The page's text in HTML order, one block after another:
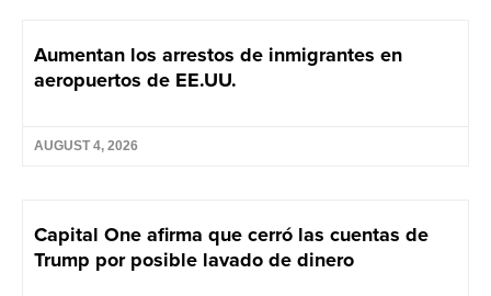
Aumentan los arrestos de inmigrantes en
aeropuertos de EE.UU.
AUGUST 4, 2026
Capital One afirma que cerró las cuentas de
Trump por posible lavado de dinero